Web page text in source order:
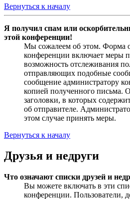
Вернуться к началу
Я получил спам или
этой конференции!
Мы сожалеем об этом. Форма
конференции включает меры
возможность отслеживания
отправляющих подобные
сообщение администратору
копией полученного письма.
заголовки, в которых
об отправителе.
этом случае принять меры.
Вернуться к началу
Друзья и недруги
Что означают списки друзей и
Вы можете включать в эти
конференции. Пользователи,